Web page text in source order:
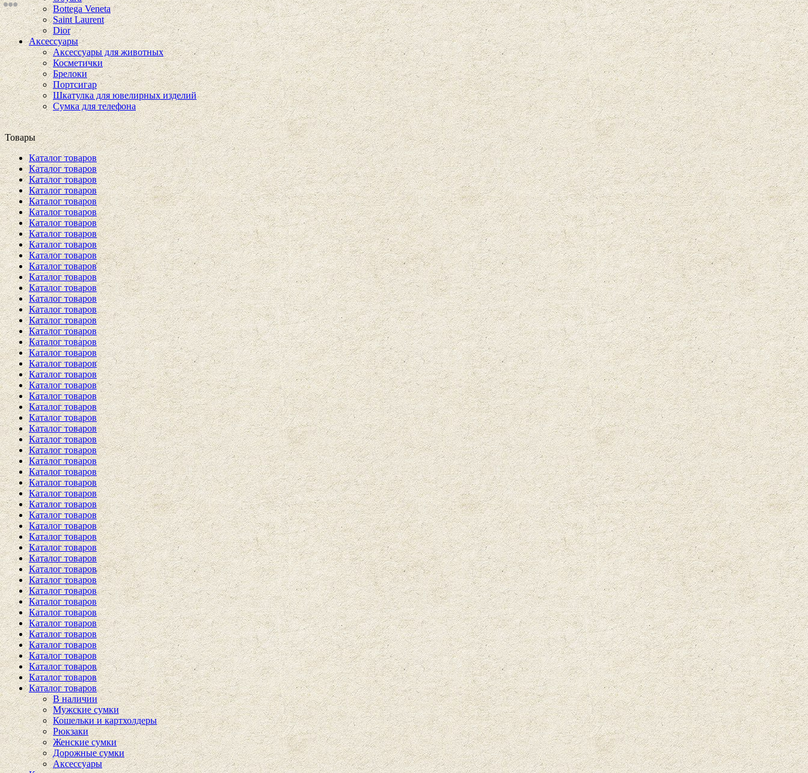
Bottega Veneta
Saint Laurent
Dior
Аксессуары
Аксессуары для животных
Косметички
Брелоки
Портсигар
Шкатулка для ювелирных изделий
Сумка для телефона
Товары
Каталог товаров
Каталог товаров
Каталог товаров
Каталог товаров
Каталог товаров
Каталог товаров
Каталог товаров
Каталог товаров
Каталог товаров
Каталог товаров
Каталог товаров
Каталог товаров
Каталог товаров
Каталог товаров
Каталог товаров
Каталог товаров
Каталог товаров
Каталог товаров
Каталог товаров
Каталог товаров
Каталог товаров
Каталог товаров
Каталог товаров
Каталог товаров
Каталог товаров
Каталог товаров
Каталог товаров
Каталог товаров
Каталог товаров
Каталог товаров
Каталог товаров
Каталог товаров
Каталог товаров
Каталог товаров
Каталог товаров
Каталог товаров
Каталог товаров
Каталог товаров
Каталог товаров
Каталог товаров
Каталог товаров
Каталог товаров
Каталог товаров
Каталог товаров
Каталог товаров
Каталог товаров
Каталог товаров
Каталог товаров
Каталог товаров
Каталог товаров
В наличии
Мужские сумки
Кошельки и картхолдеры
Рюкзаки
Женские сумки
Дорожные сумки
Аксессуары